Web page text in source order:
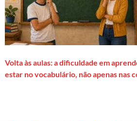
Volta às aulas: a dificuldade em
estar no vocabulário, não apenas nas